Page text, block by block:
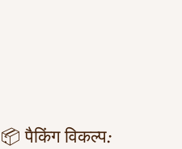
📦 पैकिंग विकल्प: